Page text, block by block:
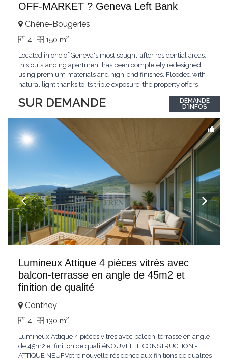
OFF-MARKET ? Geneva Left Bank
SUR DEMANDE
Chêne-Bougeries
4 150 m2
Located in one of Geneva's most sought-after residential areas,
this outstanding apartment has been completely redesigned
using premium materials and high-end finishes. Flooded with
natural light thanks to its triple exposure, the property offers
master suite, elegant reception areas, and a spacious terrace
overlooking a peaceful and green...
DEMANDE
D'INFOS
Lumineux Attique 4 pièces vitrés avec
balcon-terrasse en angle de 45m2 et
finition de qualité
Conthey
4 130 m2
Lumineux Attique 4 pièces vitrés avec balcon-terrasse en angle
de 45m2 et finition de qualitéNOUVELLE CONSTRUCTION -
ATTIQUE NEUFVotre nouvelle résidence aux finitions de qualités